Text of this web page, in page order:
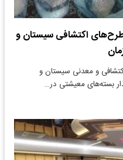
اکتشافی سیستان و
و معدنی سیستان و
بسته‌های معیشتی در…